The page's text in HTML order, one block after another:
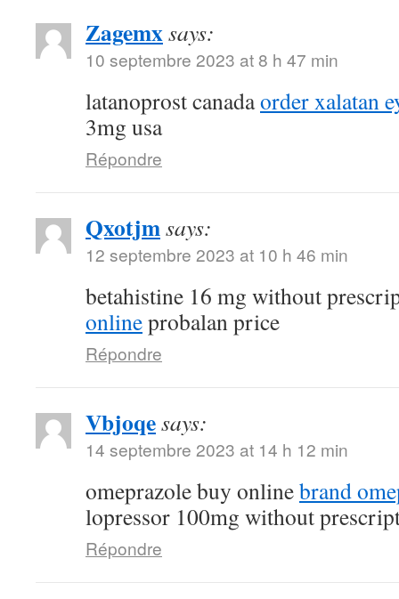
Zagemxsays:
10 septembre 2023 at 8 h 47 min
latanoprost canadaorder xalatan
3mg usa
Répondre
Qxotjmsays:
12 septembre 2023 at 10 h 46 min
betahistine 16 mg without
onlineprobalan price
Répondre
Vbjoqesays:
14 septembre 2023 at 14 h 12 min
omeprazole buy onlinebrand
lopressor 100mg without
Répondre